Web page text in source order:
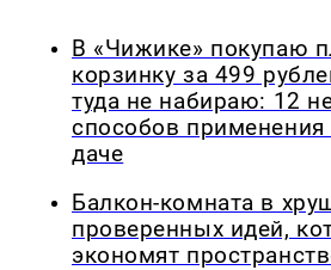
В «Чижике» покупаю
корзинку за 499
туда не набираю: 12
способов
даче
Балкон-комната в
проверенных идей,
экономят